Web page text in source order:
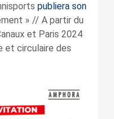
publiera son
» // A partir du
et Paris 2024
et circulaire des